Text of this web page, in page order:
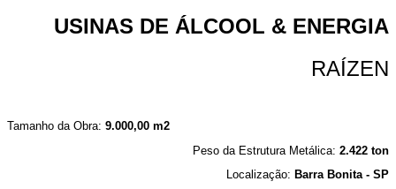
USINAS DE ÁLCOOL & ENERGIA
RAÍZEN
Tamanho da Obra: 9.000,00 m2
Peso da Estrutura Metálica: 2.422 ton
Localização: Barra Bonita - SP